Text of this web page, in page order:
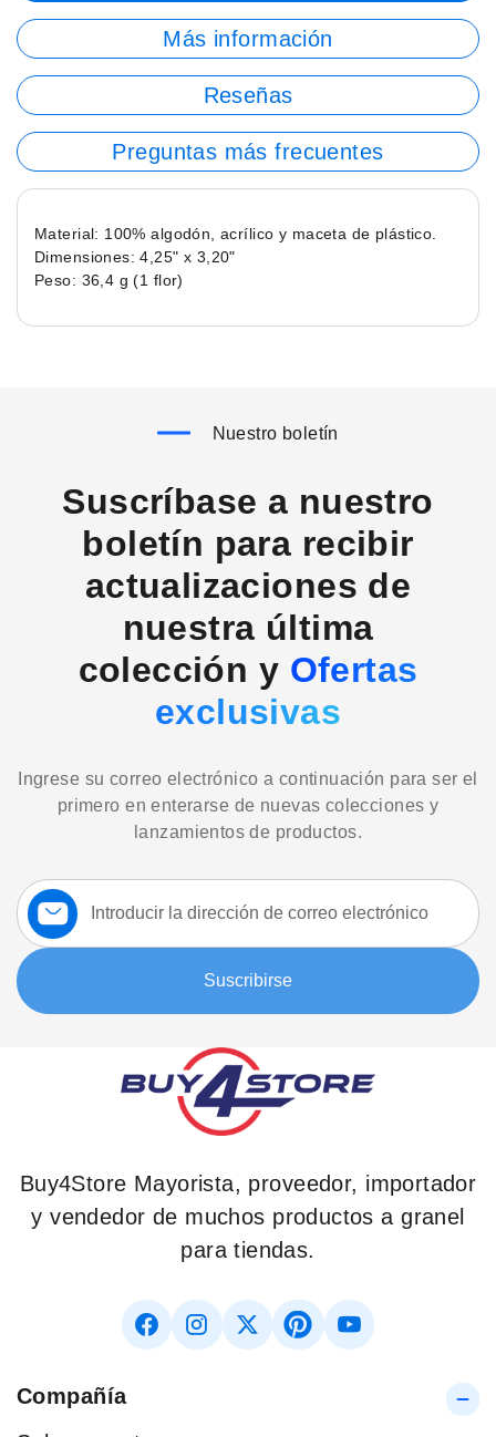
Más información
Reseñas
Preguntas más frecuentes
Material: 100% algodón, acrílico y maceta de plástico.
Dimensiones: 4,25" x 3,20"
Peso: 36,4 g (1 flor)
Nuestro boletín
Suscríbase a nuestro
boletín para recibir
actualizaciones de
nuestra última
colección y Ofertas
exclusivas
Ingrese su correo electrónico a continuación para ser el
primero en enterarse de nuevas colecciones y
lanzamientos de productos.
Suscríbase
a
nuestro
boletín:
Suscribirse
Buy4Store Mayorista, proveedor, importador
y vendedor de muchos productos a granel
para tiendas.
Compañía